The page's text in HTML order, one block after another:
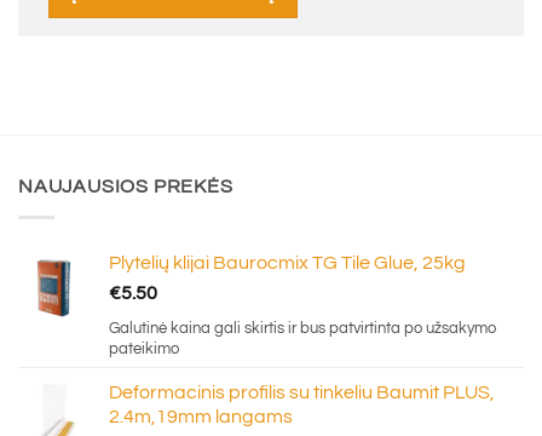
NAUJAUSIOS PREKĖS
Plytelių klijai Baurocmix TG Tile Glue, 25kg
€5.50
Galutinė kaina gali skirtis ir bus patvirtinta po užsakymo
pateikimo
Deformacinis profilis su tinkeliu Baumit PLUS,
2.4m,19mm langams